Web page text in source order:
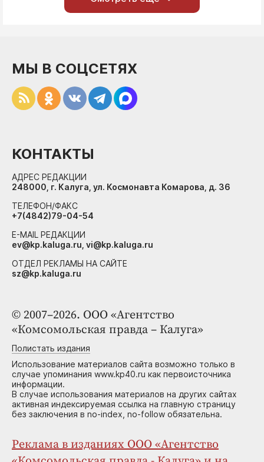
© 2007–2026. ООО «Агентство
«Комсомольская правда – Калуга»
Полистать издания
Использование материалов сайта возможно только в
случае упоминания www.kp40.ru как первоисточника
информации.
В случае использования материалов на других сайтах
активная индексируемая ссылка на главную страницу
без заключения в no-index, no-follow обязательна.
Реклама в изданиях ООО «Агентство
МЫ В СОЦСЕТЯХ
КОНТАКТЫ
АДРЕС РЕДАКЦИИ
248000, г. Калуга, ул. Космонавта Комарова, д. 36
ТЕЛЕФОН/ФАКС
+7(4842)79-04-54
E-MAIL РЕДАКЦИИ
ev@kp.kaluga.ru, vi@kp.kaluga.ru
ОТДЕЛ РЕКЛАМЫ НА САЙТЕ
sz@kp.kaluga.ru